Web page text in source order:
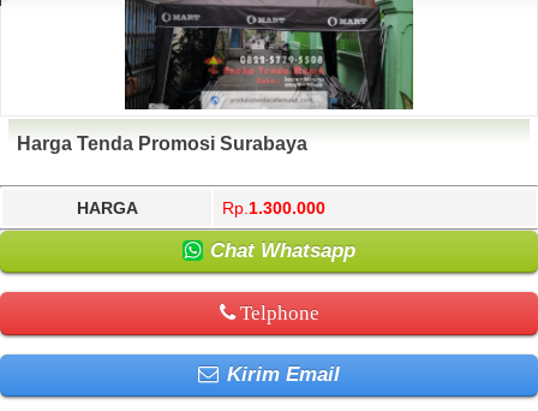
Harga Tenda Promosi Surabaya
HARGA Rp. 1.300.000
Chat Whatsapp
Telphone
Kirim Email